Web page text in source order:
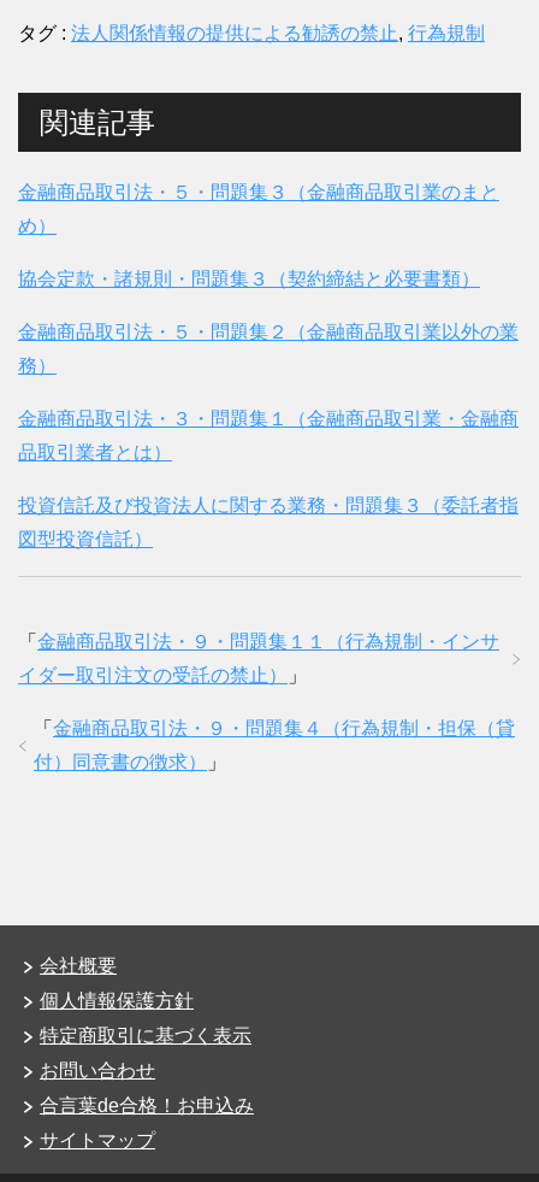
タグ : 法人関係情報の提供による勧誘の禁止, 行為規制
関連記事
金融商品取引法・５・問題集３（金融商品取引業のまと
め）
協会定款・諸規則・問題集３（契約締結と必要書類）
金融商品取引法・５・問題集２（金融商品取引業以外の業
務）
金融商品取引法・３・問題集１（金融商品取引業・金融商
品取引業者とは）
投資信託及び投資法人に関する業務・問題集３（委託者指
図型投資信託）
「 金融商品取引法・９・問題集１１（行為規制・インサ
イダー取引注文の受託の禁止）
」
「 金融商品取引法・９・問題集４（行為規制・担保（貸
付）同意書の徴求）
」
会社概要
個人情報保護方針
特定商取引に基づく表示
お問い合わせ
合言葉de合格！お申込み
サイトマップ